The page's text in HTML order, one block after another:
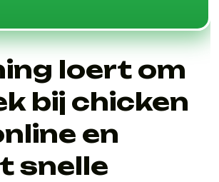
loert om
bij chicken
en
snelle